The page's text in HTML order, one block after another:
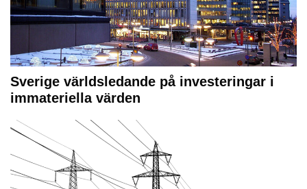
Sverige världsledande på investeringar i
immateriella värden